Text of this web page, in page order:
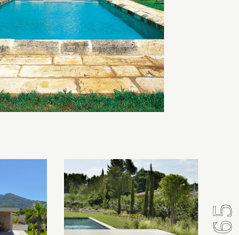
ou créer un ornement de pierres de taille.